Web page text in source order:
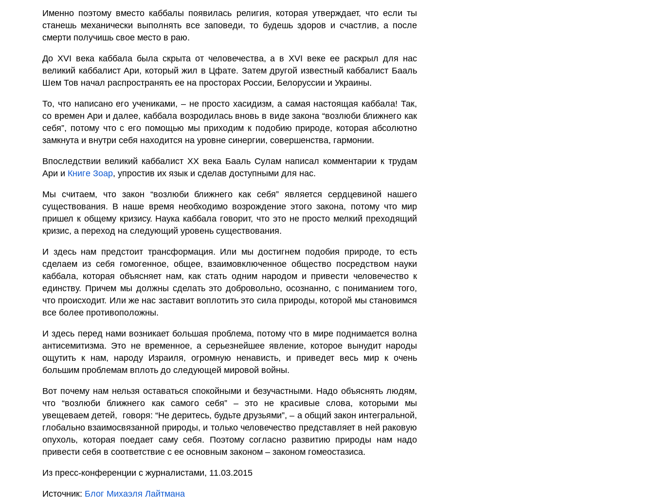
Именно поэтому вместо каббалы появилась религия, которая утверждает, что если ты
станешь механически выполнять все заповеди, то будешь здоров и счастлив, а после
смерти получишь свое место в раю.
До XVI века каббала была скрыта от человечества, а в XVI веке ее раскрыл для нас
великий каббалист Ари, который жил в Цфате. Затем другой известный каббалист Бааль
Шем Тов начал распространять ее на просторах России, Белоруссии и Украины.
То, что написано его учениками, – не просто хасидизм, а самая настоящая каббала! Так,
со времен Ари и далее, каббала возродилась вновь в виде закона “возлюби ближнего как
себя”, потому что с его помощью мы приходим к подобию природе, которая абсолютно
замкнута и внутри себя находится на уровне синергии, совершенства, гармонии.
Впоследствии великий каббалист XX века Бааль Сулам написал комментарии к трудам
Ари и Книге Зоар, упростив их язык и сделав доступными для нас.
Мы считаем, что закон “возлюби ближнего как себя” является сердцевиной нашего
существования. В наше время необходимо возрождение этого закона, потому что мир
пришел к общему кризису. Наука каббала говорит, что это не просто мелкий преходящий
кризис, а переход на следующий уровень существования.
И здесь нам предстоит трансформация. Или мы достигнем подобия природе, то есть
сделаем из себя гомогенное, общее, взаимовключенное общество посредством науки
каббала, которая объясняет нам, как стать одним народом и привести человечество к
единству. Причем мы должны сделать это добровольно, осознанно, с пониманием того,
что происходит. Или же нас заставит воплотить это сила природы, которой мы становимся
все более противоположны.
И здесь перед нами возникает большая проблема, потому что в мире поднимается волна
антисемитизма. Это не временное, а серьезнейшее явление, которое вынудит народы
ощутить к нам, народу Израиля, огромную ненависть, и приведет весь мир к очень
большим проблемам вплоть до следующей мировой войны.
Вот почему нам нельзя оставаться спокойными и безучастными. Надо объяснять людям,
что “возлюби ближнего как самого себя” – это не красивые слова, которыми мы
увещеваем детей, говоря: “Не деритесь, будьте друзьями”, – а общий закон интегральной,
глобально взаимосвязанной природы, и только человечество представляет в ней раковую
опухоль, которая поедает саму себя. Поэтому согласно развитию природы нам надо
привести себя в соответствие с ее основным законом – законом гомеостазиса.
Из пресс-конференции с журналистами, 11.03.2015
Источник: Блог Михаэля Лайтмана